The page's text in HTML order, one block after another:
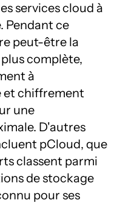
services cloud à
Pendant ce
peut-être la
complète,
à
et chiffrement
une
D'autres
pCloud, que
classent parmi
de stockage
pour ses